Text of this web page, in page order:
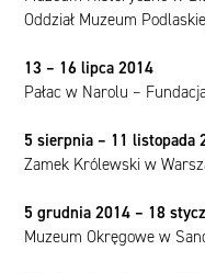
Oddział Muzeum
13 – 16 lipca 2014
Pałac w Narolu –
5 sierpnia – 11 listopada
Zamek Królewski w
5 grudnia 2014 – 18
Muzeum Okręgowe w